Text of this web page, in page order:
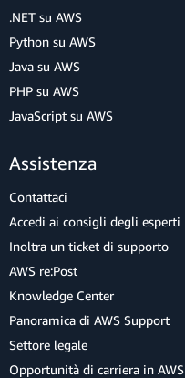
.NET su AWS
Python su AWS
Java su AWS
PHP su AWS
JavaScript su AWS
Assistenza
Contattaci
Accedi ai consigli degli esperti
Inoltra un ticket di supporto
AWS re:Post
Knowledge Center
Panoramica di AWS Support
Settore legale
Opportunità di carriera in AWS